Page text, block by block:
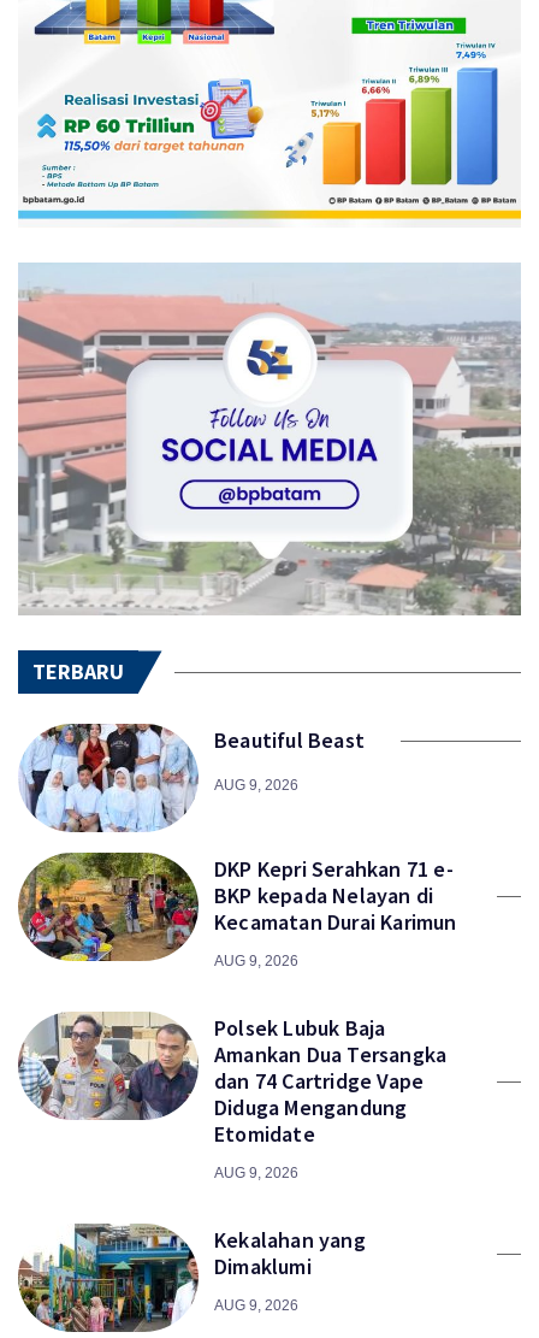
TERBARU
Beautiful Beast
AUG 9, 2026
DKP Kepri Serahkan 71 e-
BKP kepada Nelayan di
Kecamatan Durai Karimun
AUG 9, 2026
Polsek Lubuk Baja
Amankan Dua Tersangka
dan 74 Cartridge Vape
Diduga Mengandung
Etomidate
AUG 9, 2026
Kekalahan yang
Dimaklumi
AUG 9, 2026